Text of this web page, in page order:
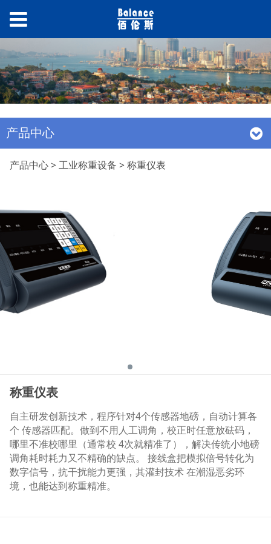
产品中心
称重仪表
产品中心>工业称重设备 >称重仪表
称重仪表
自主研发创新技术，程序针对4个传感器地磅，自动计算各
个 传感器匹配。做到不用人工调角，校正时任意放砝码，
哪里不准校哪里（通常校 4次就精准了），解决传统小地磅
调角耗时耗力又不精确的缺点。 接线盒把模拟倍号转化为
数字信号，抗干扰能力更强，其灌封技术 在潮湿恶劣环
境，也能达到称重精准。